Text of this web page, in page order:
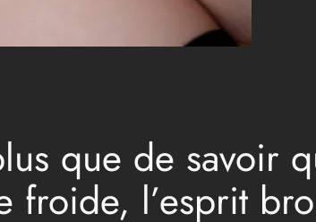
que de savoir
froide, l’esprit